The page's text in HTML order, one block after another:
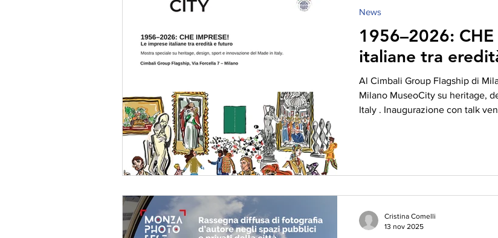
1956–2026: CHE
italiane tra
Al Cimbali Group Flagship di
Milano MuseoCity su heritage,
Italy . Inaugurazione con talk
News
Cristina Comelli
13 nov 2025